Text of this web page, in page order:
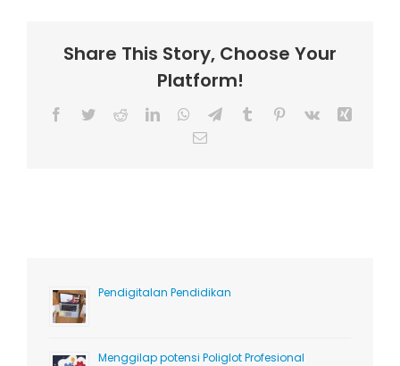
Share This Story, Choose Your
Platform!
Facebook
TwitterRedditLinkedInWhatsApp
TelegramTumblr Pinterest
Vk
Email
Pendigitalan Pendidikan
Menggilap potensi Poliglot Profesional